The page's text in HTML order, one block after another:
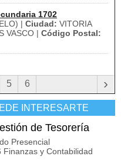
1702
| Ciudad: VITORIA
VASCO | Código Postal:
5 6 ›
INTERESARTE
de Tesorería
Presencial
y Contabilidad